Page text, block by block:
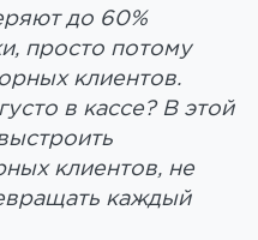
до 60%
просто потому
клиентов.
в кассе? В этой
клиентов, не
каждый